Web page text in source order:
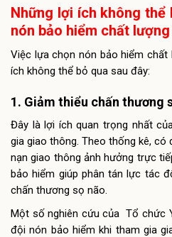
Những lợi ích không thể
nón bảo hiểm chất
Việc lựa chọn nón bảo hiểm
ích không thể bỏ qua sau đây:
1. Giảm thiểu chấn thương
Đây là lợi ích quan trọng nhất
gia giao thông. Theo thống kê, có
nạn giao thông ảnh hưởng trực
bảo hiểm giúp phân tán lực tác
chấn thương sọ não.
Một số nghiên cứu của Tổ chức
đội nón bảo hiểm khi tham gia